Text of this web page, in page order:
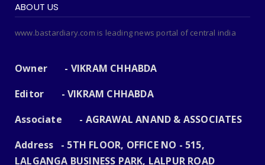
ABOUT US
www.bastardiary.com is leading news portal of central india
Owner - VIKRAM CHHABDA
Editor - VIKRAM CHHABDA
Associate - AGRAWAL ANAND & ASSOCIATES
Address - 5TH FLOOR, OFFICE NO - 515,
LALGANGA BUSINESS PARK, LALPUR ROAD